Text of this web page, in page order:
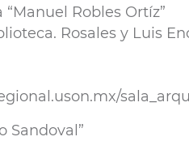
Robles Ortíz”
Rosales y Luis
Sandoval”